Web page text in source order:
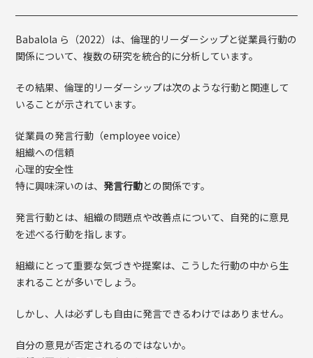
Babalola ら（2022）は、倫理的リーダーシップと従業員行動の
関係について、複数の研究を統合的に分析しています。
その結果、倫理的リーダーシップは次のような行動と関連して
いることが示されています。
従業員の発言行動（employee voice）
組織への信頼
心理的安全性
特に興味深いのは、発言行動との関係です。
発言行動とは、組織の問題点や改善点について、自発的に意見
を述べる行動を指します。
組織にとって重要な気づきや提案は、こうした行動の中から生
まれることが多いでしょう。
しかし、人は必ずしも自由に発言できるわけではありません。
自分の意見が否定されるのではないか。